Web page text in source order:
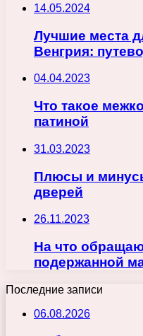
14.05.2024
Лучшие места
Венгрия:
04.04.2023
Что такое
патиной
31.03.2023
Плюсы и
дверей
26.11.2023
На что
подержанной
Последние записи
06.08.2026